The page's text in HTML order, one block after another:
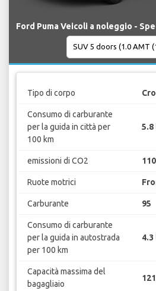
Ford Puma Veicoli a noleggio -
Tipo di corpo
Consumo di carburante
per la guida in città per
100 km
5.8
emissioni di CO2
Ruote motrici
Carburante 95
Consumo di carburante
per la guida in autostrada
per 100 km
4.3
Capacità massima del
bagagliaio